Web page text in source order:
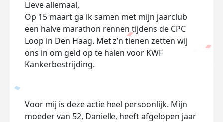
Lieve allemaal,
Op 15 maart ga ik samen met mijn jaarclub
een halve marathon rennen tijdens de CPC
Loop in Den Haag. Met z’n tienen zetten wij
ons in om geld op te halen voor KWF
Kankerbestrijding.
Voor mij is deze actie heel persoonlijk. Mijn
moeder van 52, Danielle, heeft afgelopen jaar